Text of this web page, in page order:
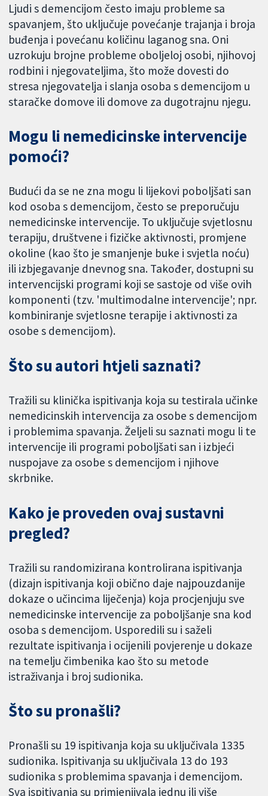
Ljudi s demencijom često imaju probleme sa
spavanjem, što uključuje povećanje trajanja i broja
buđenja i povećanu količinu laganog sna. Oni
uzrokuju brojne probleme oboljeloj osobi, njihovoj
rodbini i njegovateljima, što može dovesti do
stresa njegovatelja i slanja osoba s demencijom u
staračke domove ili domove za dugotrajnu njegu.
Mogu li nemedicinske intervencije
pomoći?
Budući da se ne zna mogu li lijekovi poboljšati san
kod osoba s demencijom, često se preporučuju
nemedicinske intervencije. To uključuje svjetlosnu
terapiju, društvene i fizičke aktivnosti, promjene
okoline (kao što je smanjenje buke i svjetla noću)
ili izbjegavanje dnevnog sna. Također, dostupni su
intervencijski programi koji se sastoje od više ovih
komponenti (tzv. 'multimodalne intervencije'; npr.
kombiniranje svjetlosne terapije i aktivnosti za
osobe s demencijom).
Što su autori htjeli saznati?
Tražili su klinička ispitivanja koja su testirala učinke
nemedicinskih intervencija za osobe s demencijom
i problemima spavanja. Željeli su saznati mogu li te
intervencije ili programi poboljšati san i izbjeći
nuspojave za osobe s demencijom i njihove
skrbnike.
Kako je proveden ovaj sustavni
pregled?
Tražili su randomizirana kontrolirana ispitivanja
(dizajn ispitivanja koji obično daje najpouzdanije
dokaze o učincima liječenja) koja procjenjuju sve
nemedicinske intervencije za poboljšanje sna kod
osoba s demencijom. Usporedili su i saželi
rezultate ispitivanja i ocijenili povjerenje u dokaze
na temelju čimbenika kao što su metode
istraživanja i broj sudionika.
Što su pronašli?
Pronašli su 19 ispitivanja koja su uključivala 1335
sudionika. Ispitivanja su uključivala 13 do 193
sudionika s problemima spavanja i demencijom.
Sva ispitivanja su primjenjivala jednu ili više